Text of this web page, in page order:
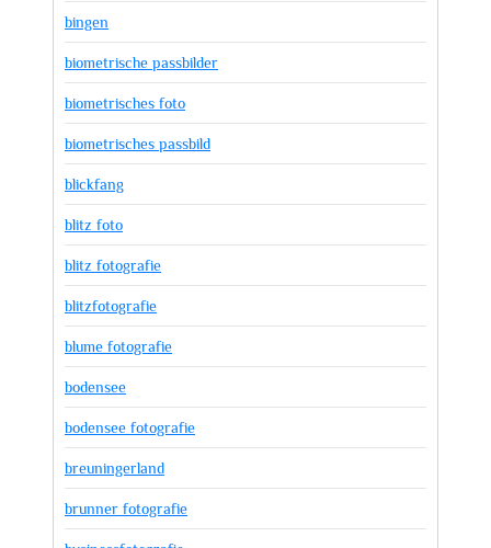
bingen
biometrische passbilder
biometrisches foto
biometrisches passbild
blickfang
blitz foto
blitz fotografie
blitzfotografie
blume fotografie
bodensee
bodensee fotografie
breuningerland
brunner fotografie